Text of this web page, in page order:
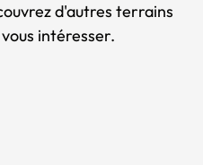
d'autres terrains
intéresser.